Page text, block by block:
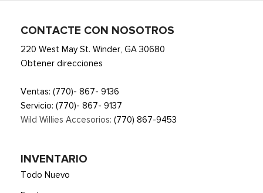
CONTACTE CON NOSOTROS
220 West May St. Winder, GA 30680
Obtener direcciones
Ventas: (770)- 867- 9136
Servicio: (770)- 867- 9137
Wild Willies Accesorios: (770) 867-9453
INVENTARIO
Todo Nuevo